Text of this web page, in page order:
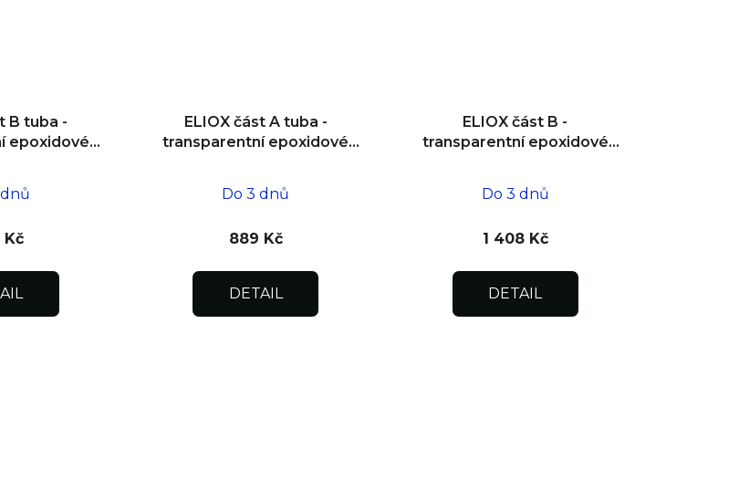
B tuba -
epoxidové
Kč
ELIOX část A tuba -
transparentní epoxidové
Do 3 dnů
889 Kč
DETAIL
ELIOX část B -
transparentní epoxidové
Do 3 dnů
1 408 Kč
DETAIL